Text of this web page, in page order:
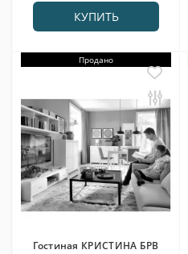
КУПИТЬ
Продано
Гостиная КРИСТИНА БРВ